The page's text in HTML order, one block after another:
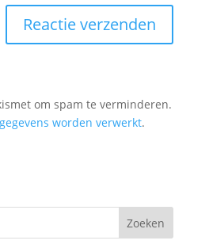
om spam te verminderen.
worden verwerkt.